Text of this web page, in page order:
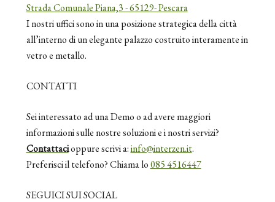
Strada Comunale Piana,3 - 65129- Pescara
I nostri uffici sono in una posizione strategica della città
all’interno di un elegante palazzo costruito interamente in
vetro e metallo.
CONTATTI
Sei interessato ad una Demo o ad avere maggiori
informazioni sulle nostre soluzioni e i nostri servizi?
Contattacioppure scrivi a:info@interzen.it.
Preferisci il telefono? Chiama lo085 4516447
SEGUICI SUI SOCIAL